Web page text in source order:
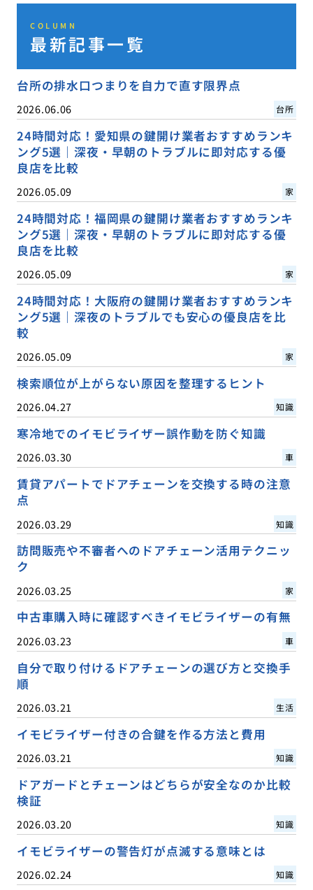
COLUMN
最新記事一覧
台所の排水口つまりを自力で直す限界点
2026.06.06 台所
24時間対応！愛知県の鍵開け業者おすすめランキ
ング5選｜深夜・早朝のトラブルに即対応する優
良店を比較
2026.05.09 家
24時間対応！福岡県の鍵開け業者おすすめランキ
ング5選｜深夜・早朝のトラブルに即対応する優
良店を比較
2026.05.09 家
24時間対応！大阪府の鍵開け業者おすすめランキ
ング5選｜深夜のトラブルでも安心の優良店を比
較
2026.05.09 家
検索順位が上がらない原因を整理するヒント
2026.04.27 知識
寒冷地でのイモビライザー誤作動を防ぐ知識
2026.03.30 車
賃貸アパートでドアチェーンを交換する時の注意
点
2026.03.29 知識
訪問販売や不審者へのドアチェーン活用テクニッ
ク
2026.03.25 家
中古車購入時に確認すべきイモビライザーの有無
2026.03.23 車
自分で取り付けるドアチェーンの選び方と交換手
順
2026.03.21 生活
イモビライザー付きの合鍵を作る方法と費用
2026.03.21 知識
ドアガードとチェーンはどちらが安全なのか比較
検証
2026.03.20 知識
イモビライザーの警告灯が点滅する意味とは
2026.02.24 知識